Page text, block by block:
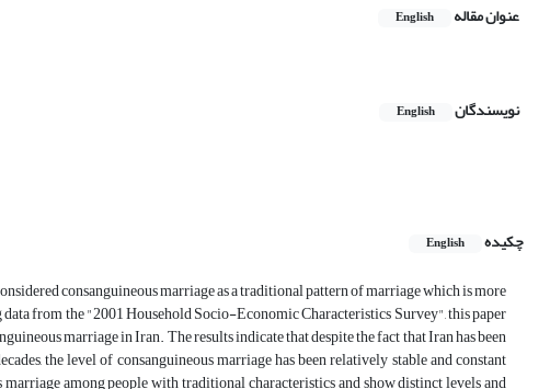
عنوان مقاله English
نویسندگان English
چکیده
English
consanguineous marriage as a traditional pattern of marriage which is more
from the "2001 Household Socio-Economic Characteristics Survey", this paper
marriage in Iran. The results indicate that despite the fact that Iran has been
the level of consanguineous marriage has been relatively stable and constant